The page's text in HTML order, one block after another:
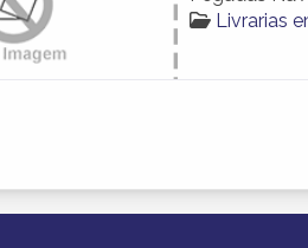
Livrarias